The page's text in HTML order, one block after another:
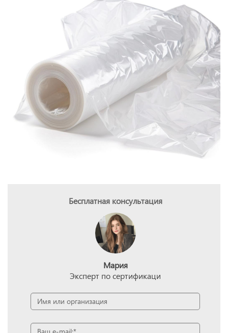
Бесплатная консультация
Мария
Эксперт по сертификаци